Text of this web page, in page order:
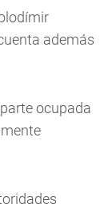
además
ocupada